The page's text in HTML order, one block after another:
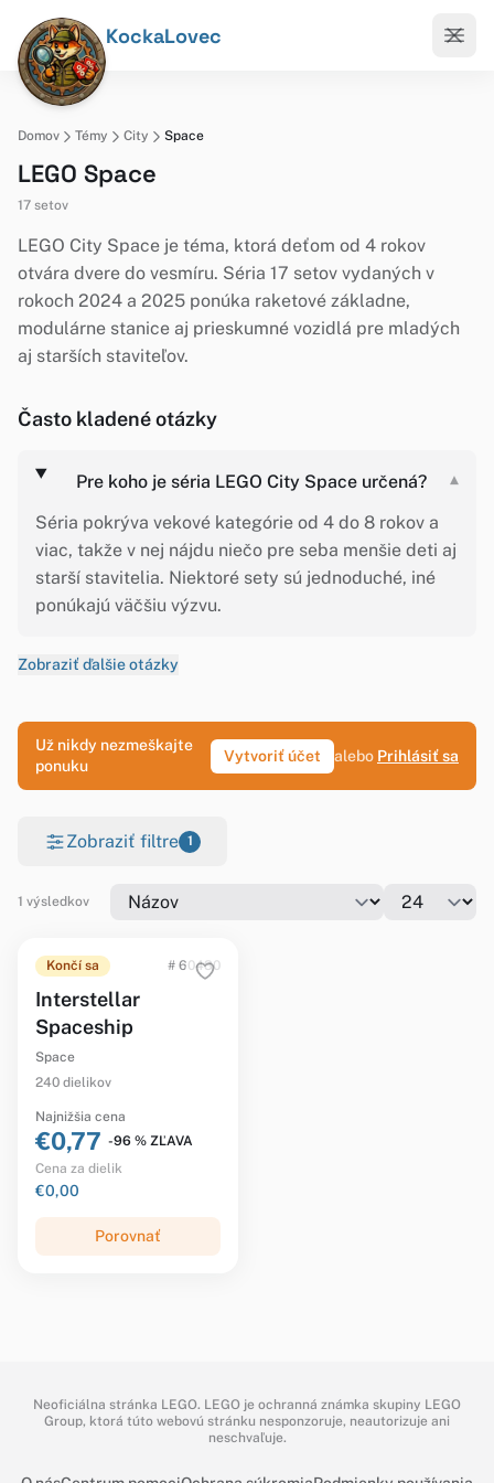
KockaLovec
Domov Témy City Space
LEGO Space
17 setov
LEGO City Space je téma, ktorá deťom od 4 rokov
otvára dvere do vesmíru. Séria 17 setov vydaných v
rokoch 2024 a 2025 ponúka raketové základne,
modulárne stanice aj prieskumné vozidlá pre mladých
aj starších staviteľov.
Často kladené otázky
Pre koho je séria LEGO City Space určená?
▾
Séria pokrýva vekové kategórie od 4 do 8 rokov a
viac, takže v nej nájdu niečo pre seba menšie deti aj
starší stavitelia. Niektoré sety sú jednoduché, iné
ponúkajú väčšiu výzvu.
Zobraziť ďalšie otázky
Už nikdy nezmeškajte
ponuku
Vytvoriť účet alebo Prihlásiť sa
Zobraziť filtre 1
1 výsledkov
Končí sa # 60430
Interstellar
Spaceship
Space
240 dielikov
Najnižšia cena
€0,77 -96 % ZĽAVA
Cena za dielik
€0,00
Porovnať
Neoficiálna stránka LEGO. LEGO je ochranná známka skupiny LEGO
Group, ktorá túto webovú stránku nesponzoruje, neautorizuje ani
neschvaľuje.